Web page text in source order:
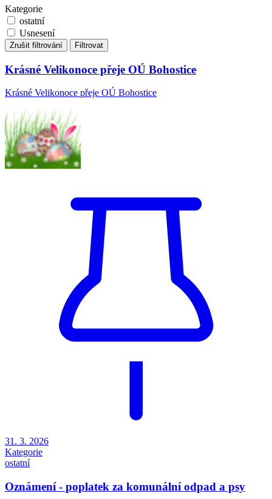
Kategorie
ostatní
Usnesení
Zrušit filtrování Filtrovat
Krásné Velikonoce přeje OÚ Bohostice
Krásné Velikonoce přeje OÚ Bohostice
31. 3. 2026
Kategorie
ostatní
Oznámení - poplatek za komunální odpad a psy